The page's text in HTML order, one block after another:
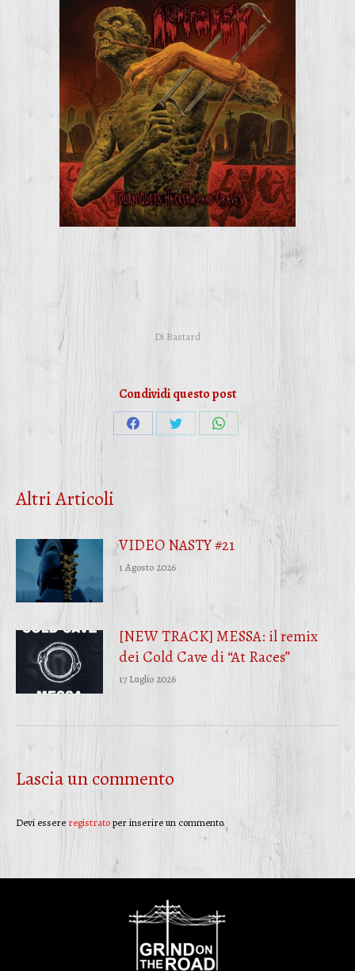
Di Bastard
Condividi questo post
CondividiCondividiCondividi
Altri Articoli
VIDEO NASTY #21
1 Agosto 2026
[NEW TRACK] MESSA: il remix
dei Cold Cave di “At Races”
17 Luglio 2026
Lascia un commento
Devi essere registratoper inserire un commento.